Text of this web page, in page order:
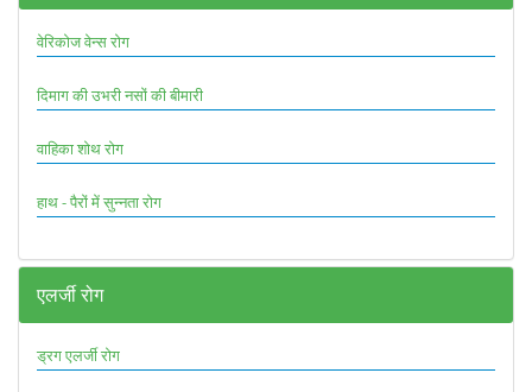
वेरिकोज वेन्स रोग
दिमाग की उभरी नसों की बीमारी
वाहिका शोथ रोग
हाथ - पैरों में सुन्नता रोग
एलर्जी रोग
ड्रग एलर्जी रोग